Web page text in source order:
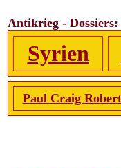
Antikrieg - Dossiers:
Syrien
Paul Craig